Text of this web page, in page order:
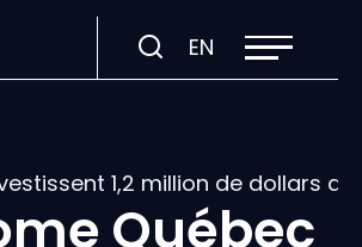
EN Visiter
la
:
English.
la
navigation
du
1,2 million de dollars
Québec